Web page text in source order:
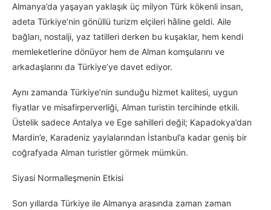
Almanya’da yaşayan yaklaşık üç milyon Türk kökenli insan,
adeta Türkiye’nin gönüllü turizm elçileri hâline geldi. Aile
bağları, nostalji, yaz tatilleri derken bu kuşaklar, hem kendi
memleketlerine dönüyor hem de Alman komşularını ve
arkadaşlarını da Türkiye’ye davet ediyor.
Aynı zamanda Türkiye’nin sunduğu hizmet kalitesi, uygun
fiyatlar ve misafirperverliği, Alman turistin tercihinde etkili.
Üstelik sadece Antalya ve Ege sahilleri değil; Kapadokya’dan
Mardin’e, Karadeniz yaylalarından İstanbul’a kadar geniş bir
coğrafyada Alman turistler görmek mümkün.
Siyasi Normalleşmenin Etkisi
Son yıllarda Türkiye ile Almanya arasında zaman zaman